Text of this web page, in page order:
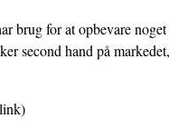
brug for at opbevare noget
second hand på markedet,